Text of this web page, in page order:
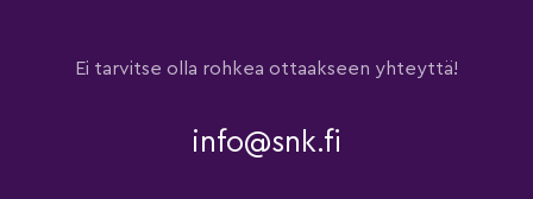
Ei tarvitse olla rohkea ottaakseen yhteyttä!
info@snk.fi